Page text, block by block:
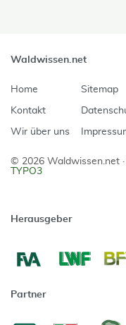
Waldwissen.net
Home
Kontakt
Wir über uns
Sitemap
© 2026 Waldwissen.net ·
TYPO3
Herausgeber
Partner